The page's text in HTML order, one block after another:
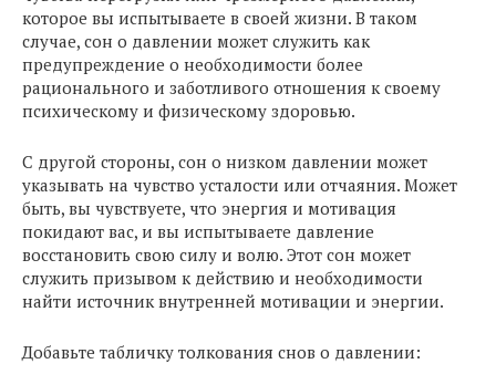
которое вы испытываете в своей жизни. В таком
случае, сон о давлении может служить как
предупреждение о необходимости более
рационального и заботливого отношения к своему
психическому и физическому здоровью.
С другой стороны, сон о низком давлении может
указывать на чувство усталости или отчаяния. Может
быть, вы чувствуете, что энергия и мотивация
покидают вас, и вы испытываете давление
восстановить свою силу и волю. Этот сон может
служить призывом к действию и необходимости
найти источник внутренней мотивации и энергии.
Добавьте табличку толкования снов о давлении: